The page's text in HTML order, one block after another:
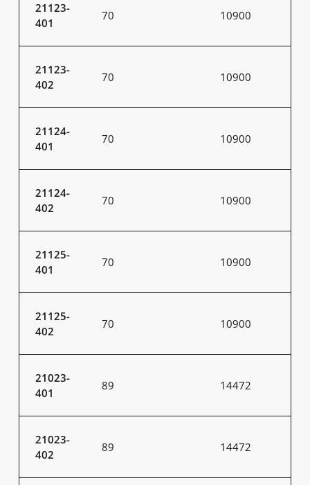
21123-
401
70 10900
21123-
402
70 10900
21124-
401
70 10900
21124-
402
70 10900
21125-
401
70 10900
21125-
402
70 10900
21023-
401
89 14472
21023-
402
89 14472